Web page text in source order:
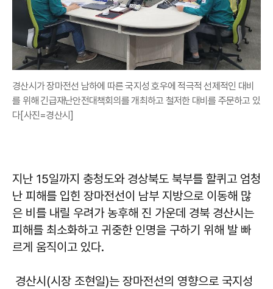
경산시가 장마전선 남하에 따른 국지성 호우에 적극적 선제적인 대비
를 위해 긴급재난안전대책회의를 개최하고 철저한 대비를 주문하고 있
다[사진=경산시]
지난 15일까지 충청도와 경상북도 북부를 할퀴고 엄청
난 피해를 입힌 장마전선이 남부 지방으로 이동해 많
은 비를 내릴 우려가 농후해 진 가운데 경북 경산시는
피해를 최소화하고 귀중한 인명을 구하기 위해 발 빠
르게 움직이고 있다.
경산시(시장 조현일)는 장마전선의 영향으로 국지성